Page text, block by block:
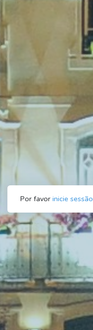
Por favor inicie sessão